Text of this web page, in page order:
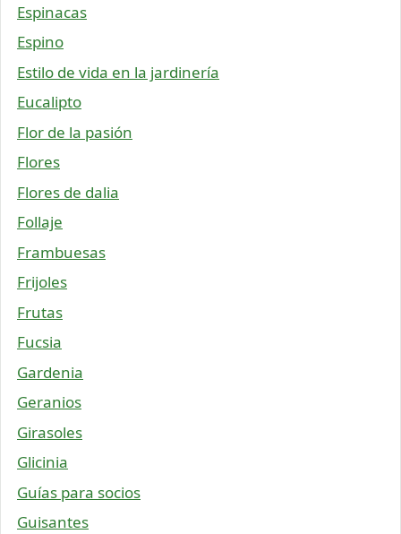
Espinacas
Espino
Estilo de vida en la jardinería
Eucalipto
Flor de la pasión
Flores
Flores de dalia
Follaje
Frambuesas
Frijoles
Frutas
Fucsia
Gardenia
Geranios
Girasoles
Glicinia
Guías para socios
Guisantes